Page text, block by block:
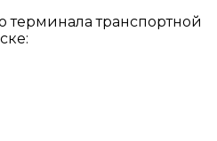
терминала транспортной